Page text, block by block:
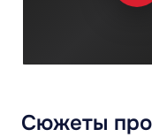
Сюжеты